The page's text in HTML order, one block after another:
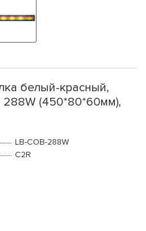
белый-красный,
(450*80*60мм),
LB-COB-288W
C2R